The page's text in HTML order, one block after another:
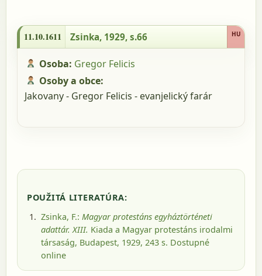
11.10.1611 Zsinka, 1929, s.66 HU
Osoba: Gregor Felicis
Osoby a obce:
Jakovany - Gregor Felicis - evanjelický farár
POUŽITÁ LITERATÚRA:
Zsinka, F.: Magyar protestáns egyháztörténeti
adattár. XIII. Kiada a Magyar protestáns irodalmi
társaság, Budapest, 1929, 243 s. Dostupné
online